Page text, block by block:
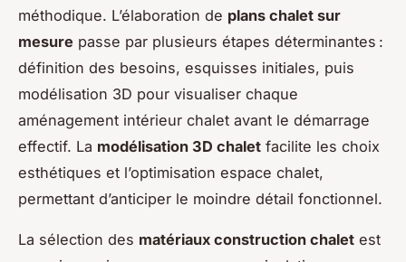
méthodique. L’élaboration de plans chalet sur
mesure passe par plusieurs étapes déterminantes :
définition des besoins, esquisses initiales, puis
modélisation 3D pour visualiser chaque
aménagement intérieur chalet avant le démarrage
effectif. La modélisation 3D chalet facilite les choix
esthétiques et l’optimisation espace chalet,
permettant d’anticiper le moindre détail fonctionnel.
La sélection des matériaux construction chalet est